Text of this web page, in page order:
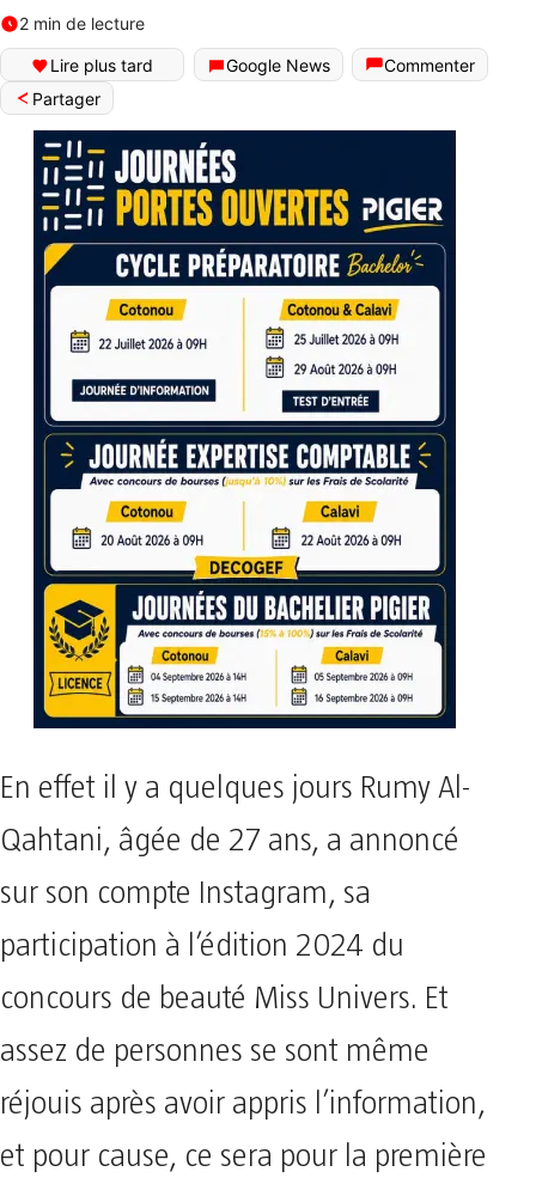
2 min de lecture
Lire plus tard Google News
Commenter
Partager
En effet il y a quelques jours Rumy Al-
Qahtani, âgée de 27 ans, a annoncé
sur son compte Instagram, sa
participation à l’édition 2024 du
concours de beauté Miss Univers. Et
assez de personnes se sont même
réjouis après avoir appris l’information,
et pour cause, ce sera pour la première